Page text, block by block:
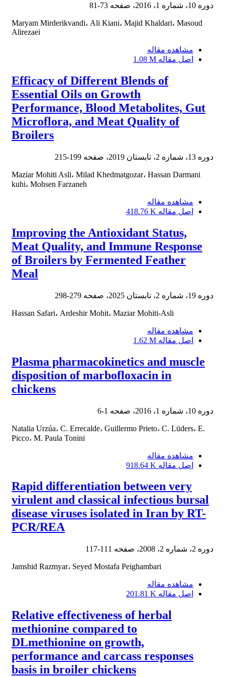
دوره 10، شماره 1، 2016، صفحه 73-81
Maryam Mirderikvandi، Ali Kiani، Majid Khaldari، Masoud
Alirezaei
مشاهده مقاله
اصل مقاله 1.08 M
Efficacy of Different Blends of
Essential Oils on Growth
Performance, Blood Metabolites, Gut
Microflora, and Meat Quality of
Broilers
دوره 13، شماره 2، تابستان 2019، صفحه 199-215
Maziar Mohiti Asli، Milad Khedmatgozar، Hassan Darmani
kuhi، Mohsen Farzaneh
مشاهده مقاله
اصل مقاله 418.76 K
Improving the Antioxidant Status,
Meat Quality, and Immune Response
of Broilers by Fermented Feather
Meal
دوره 19، شماره 2، تابستان 2025، صفحه 279-298
Hassan Safari، Ardeshir Mohit، Maziar Mohiti-Asli
مشاهده مقاله
اصل مقاله 1.62 M
Plasma pharmacokinetics and muscle
disposition of marbofloxacin in
chickens
دوره 10، شماره 1، 2016، صفحه 1-6
Natalia Urzúa، C. Errecalde، Guillermo Prieto، C. Lüders، E.
Picco، M. Paula Tonini
مشاهده مقاله
اصل مقاله 918.64 K
Rapid differentiation between very
virulent and classical infectious bursal
disease viruses isolated in Iran by RT-
PCR/REA
دوره 2، شماره 2، 2008، صفحه 111-117
Jamshid Razmyar، Seyed Mostafa Peighambari
مشاهده مقاله
اصل مقاله 201.81 K
Relative effectiveness of herbal
methionine compared to
DLmethionine on growth,
performance and carcass responses
basis in broiler chickens